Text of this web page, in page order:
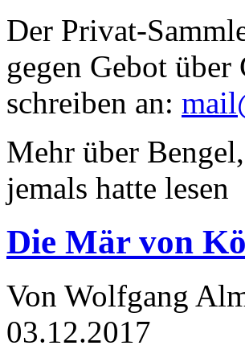
Der Privat-
gegen Gebot
schreiben an:
Mehr über
jemals hatte lesen
Die Mär von
Von Wolfgang
03.12.2017